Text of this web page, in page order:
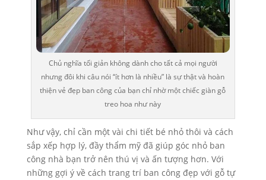
Chủ nghĩa tối giản không dành cho tất cả mọi người
nhưng đôi khi câu nói “ít hơn là nhiều” là sự thật và hoàn
thiện vẻ đẹp ban công của bạn chỉ nhờ một chiếc giàn gỗ
treo hoa như này
Như vậy, chỉ cần một vài chi tiết bé nhỏ thôi và cách
sắp xếp hợp lý, đầy thẩm mỹ đã giúp góc nhỏ ban
công nhà bạn trở nên thú vị và ấn tượng hơn. Với
những gợi ý về cách trang trí ban công đẹp với gỗ tự